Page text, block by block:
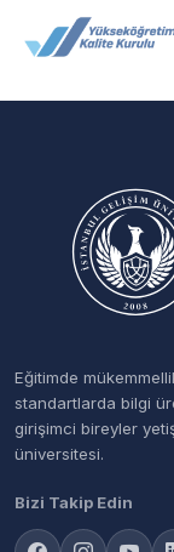
Eğitimde
standartlarda bilgi
girişimci bireyler
üniversitesi.
Bizi Takip Edin